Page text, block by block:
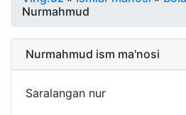
Nurmahmud
Nurmahmud ism ma'nosi
Saralangan nur